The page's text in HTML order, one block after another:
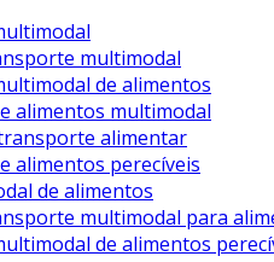
multimodal
de alimentos
alimentos multimodal
alimentar
alimentos perecíveis
de alimentos
multimodal para
de alimentos